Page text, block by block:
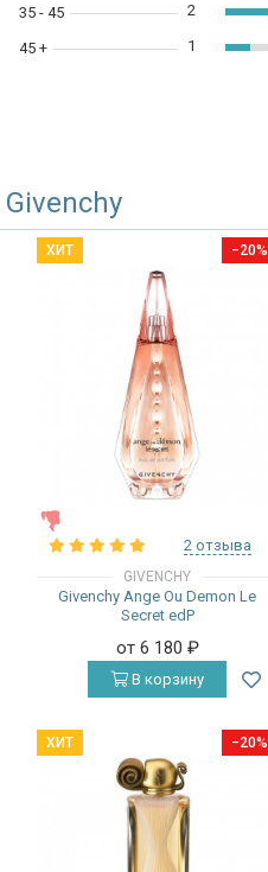
35 - 45
45 +
2
1
Givenchy
−20%
ХИТ
2 отзыва
GIVENCHY
Givenchy Ange Ou Demon Le
Secret edP
от 6 180 ₽
В корзину
−20%
ХИТ